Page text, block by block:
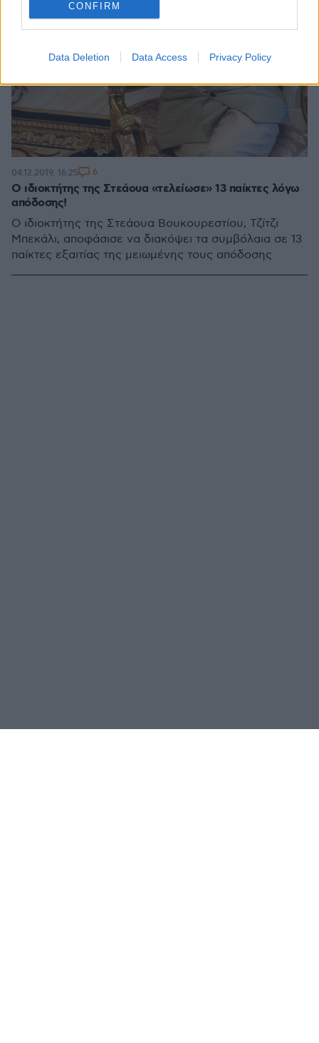
CONFIRM
Data Deletion Data Access Privacy Policy
Ο ιδιοκτήτης της Στεάουα «τελείωσε» 13 παίκτες λόγω
απόδοσης!
O ιδιοκτήτης της Στεάουα Βουκουρεστίου, Τζίτζι
Μπεκάλι, αποφάσισε να διακόψει τα συμβόλαια σε 13
παίκτες εξαιτίας της μειωμένης τους απόδοσης
04.12.2019, 16:25 6